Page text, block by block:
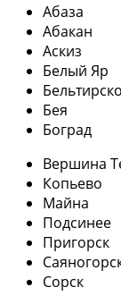
Абаза
Абакан
Аскиз
Белый Яр
Бея
Боград
Вершина
Копьево
Майна
Подсинее
Пригорск
Сорск